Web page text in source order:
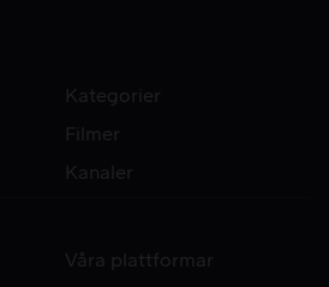
Kategorier
Filmer
Kanaler
Våra plattformar